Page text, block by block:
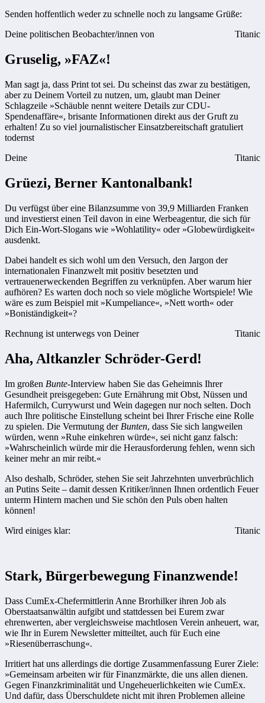
Senden hoffentlich weder zu schnelle noch zu langsame Grüße:
Deine politischen Beobachter/innen von
Titanic
Gruselig, »FAZ«!
Man sagt ja, dass Print tot sei. Du scheinst das zwar zu bestätigen,
aber zu Deinem Vorteil zu nutzen, um, glaubt man Deiner
Schlagzeile »Schäuble nennt weitere Details zur CDU-
Spendenaffäre«, brisante Informationen direkt aus der Gruft zu
erhalten! Zu so viel journalistischer Einsatzbereitschaft gratuliert
todernst
Deine
Titanic
Grüezi, Berner Kantonalbank!
Du verfügst über eine Bilanzsumme von 39,9 Milliarden Franken
und investierst einen Teil davon in eine Werbeagentur, die sich für
Dich Ein-Wort-Slogans wie »Wohlatility« oder »Globewürdigkeit«
ausdenkt.
Dabei handelt es sich wohl um den Versuch, den Jargon der
internationalen Finanzwelt mit positiv besetzten und
vertrauenerweckenden Begriffen zu verknüpfen. Aber warum hier
aufhören? Es warten doch noch so viele mögliche Wortspiele! Wie
wäre es zum Beispiel mit »Kumpeliance«, »Nett worth« oder
»Boniständigkeit«?
Rechnung ist unterwegs von Deiner
Titanic
Aha, Altkanzler Schröder-Gerd!
Im großen Bunte-Interview haben Sie das Geheimnis Ihrer
Gesundheit preisgegeben: Gute Ernährung mit Obst, Nüssen und
Hafermilch, Currywurst und Wein dagegen nur noch selten. Doch
auch Ihre politische Einstellung scheint bei Ihrer Frische eine Rolle
zu spielen. Die Vermutung der Bunten, dass Sie sich langweilen
würden, wenn »Ruhe einkehren würde«, sei nicht ganz falsch:
»Wahrscheinlich würde mir die Herausforderung fehlen, wenn sich
keiner mehr an mir reibt.«
Also deshalb, Schröder, stehen Sie seit Jahrzehnten unverbrüchlich
an Putins Seite – damit dessen Kritiker/innen Ihnen ordentlich Feuer
unterm Hintern machen und Sie schön den Puls oben halten
können!
Wird einiges klar:
Titanic
Stark, Bürgerbewegung Finanzwende!
Dass CumEx-Chefermittlerin Anne Brorhilker ihren Job als
Oberstaatsanwältin aufgibt und stattdessen bei Eurem zwar
ehrenwerten, aber vergleichsweise machtlosen Verein anheuert, war,
wie Ihr in Eurem Newsletter mitteiltet, auch für Euch eine
»Riesenüberraschung«.
Irritiert hat uns allerdings die dortige Zusammenfassung Eurer Ziele:
»Gemeinsam arbeiten wir für Finanzmärkte, die uns allen dienen.
Gegen Finanzkriminalität und Ungeheuerlichkeiten wie CumEx.
Und dafür, dass Überschuldete nicht mit ihren Problemen alleine